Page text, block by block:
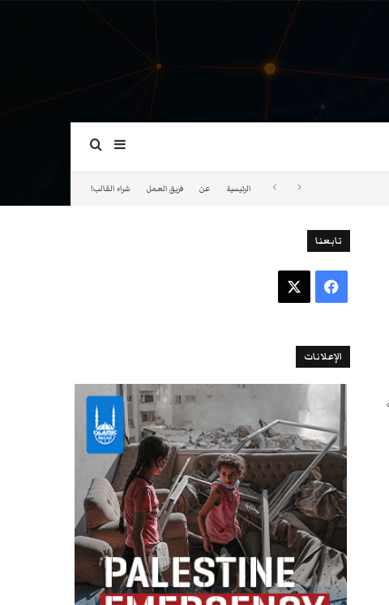
إضافة عمود جانبي
بحث عن
الرئيسية عن فريق العمل شراء القالب!
تابعنا
فيسبوك
الإعلانات